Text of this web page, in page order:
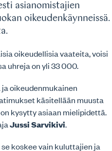
asianomistajien
oikeudenkäynneissä.
oikeudellisia vaateita, voisi
uhreja on yli 33 000.
oikeudenmukainen
käsitellään muusta
kysytty asiaan mielipidettä.
Jussi Sarvikivi.
koskee vain kuluttajien ja